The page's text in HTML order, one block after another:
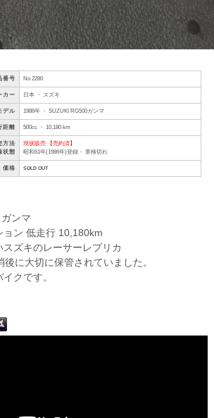
番号 No 2280
カー 日本 ・ スズキ
デル 1986年 ・ SUZUKI RG500ガンマ
距離 500cc ・ 10,180 km
方法
状態
現状販売 【売約済】
昭和61年(1986年)登録・ 車検切れ
価格 SOLD OUT
ンマ
ョン 低走行 10,180km
ズキのレーサーレプリカ
に大切に保管されていました。
クです。